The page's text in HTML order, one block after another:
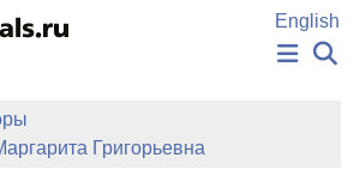
содержанию
English
ИЗДАНИЯ
АВТОРЫ
Григорьевна